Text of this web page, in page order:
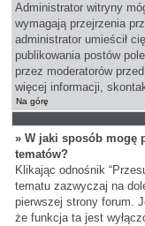
Administrator witryny
wymagają przejrzenia
administrator umieścił
publikowania postów
przez moderatorów
więcej informacji,
Na górę
» W jaki sposób mogę
tematów?
Klikając odnośnik
tematu zazwyczaj na
pierwszej strony forum.
że funkcja ta jest